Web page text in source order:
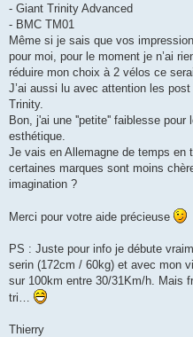
- Giant Trinity Advanced
- BMC TM01
Même si je sais que vos
pour moi, pour le moment je n’ai
réduire mon choix à 2 vélos ce
J’ai aussi lu avec attention les
Trinity.
Bon, j'ai une ''petite'' faiblesse
esthétique.
Je vais en Allemagne de temps en
certaines marques sont moins
imagination ?
Merci pour votre aide précieuse
PS : Juste pour info je débute
serin (172cm / 60kg) et avec mon
sur 100km entre 30/31Km/h. Mais
tri…
Thierry